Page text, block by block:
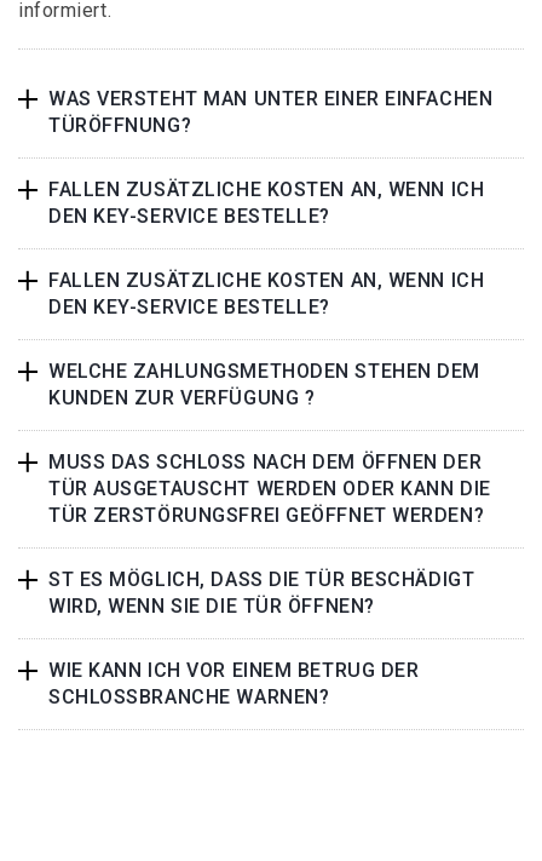
informiert.
WAS VERSTEHT MAN UNTER EINER EINFACHEN
TÜRÖFFNUNG?
FALLEN ZUSÄTZLICHE KOSTEN AN, WENN ICH
DEN KEY-SERVICE BESTELLE?
FALLEN ZUSÄTZLICHE KOSTEN AN, WENN ICH
DEN KEY-SERVICE BESTELLE?
WELCHE ZAHLUNGSMETHODEN STEHEN DEM
KUNDEN ZUR VERFÜGUNG ?
MUSS DAS SCHLOSS NACH DEM ÖFFNEN DER
TÜR AUSGETAUSCHT WERDEN ODER KANN DIE
TÜR ZERSTÖRUNGSFREI GEÖFFNET WERDEN?
ST ES MÖGLICH, DASS DIE TÜR BESCHÄDIGT
WIRD, WENN SIE DIE TÜR ÖFFNEN?
WIE KANN ICH VOR EINEM BETRUG DER
SCHLOSSBRANCHE WARNEN?